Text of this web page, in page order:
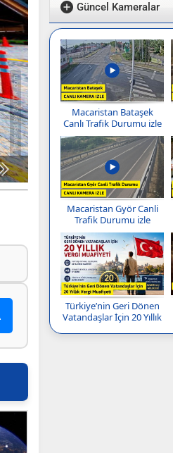
Güncel Kameralar
Macaristan Bataşek
Canlı Trafik Durumu izle
Macaristan Györ Canli
Trafik Durumu izle
Türkiye’nin Geri Dönen
Vatandaşlar İçin 20 Yıllık